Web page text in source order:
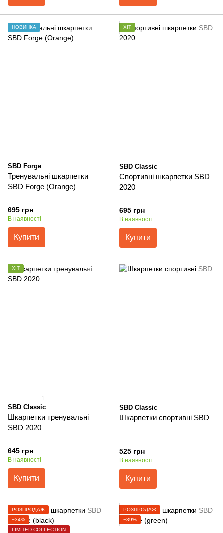
НОВИНКА
SBD Forge
Тренувальні шкарпетки
SBD Forge (Orange)
695 грн
В наявності
Купити
ХІТ
SBD Classic
Спортивні шкарпетки SBD
2020
695 грн
В наявності
Купити
ХІТ
1
SBD Classic
Шкарпетки тренувальні
SBD 2020
645 грн
В наявності
Купити
SBD Classic
Шкарпетки cпортивні SBD
525 грн
В наявності
Купити
РОЗПРОДАЖ
−34%
LIMITED COLLECTION
РОЗПРОДАЖ
−39%